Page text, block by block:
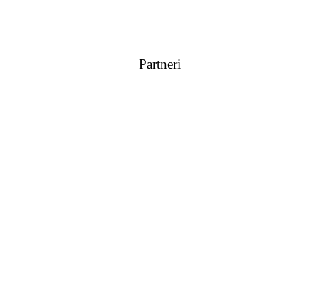
Partneri